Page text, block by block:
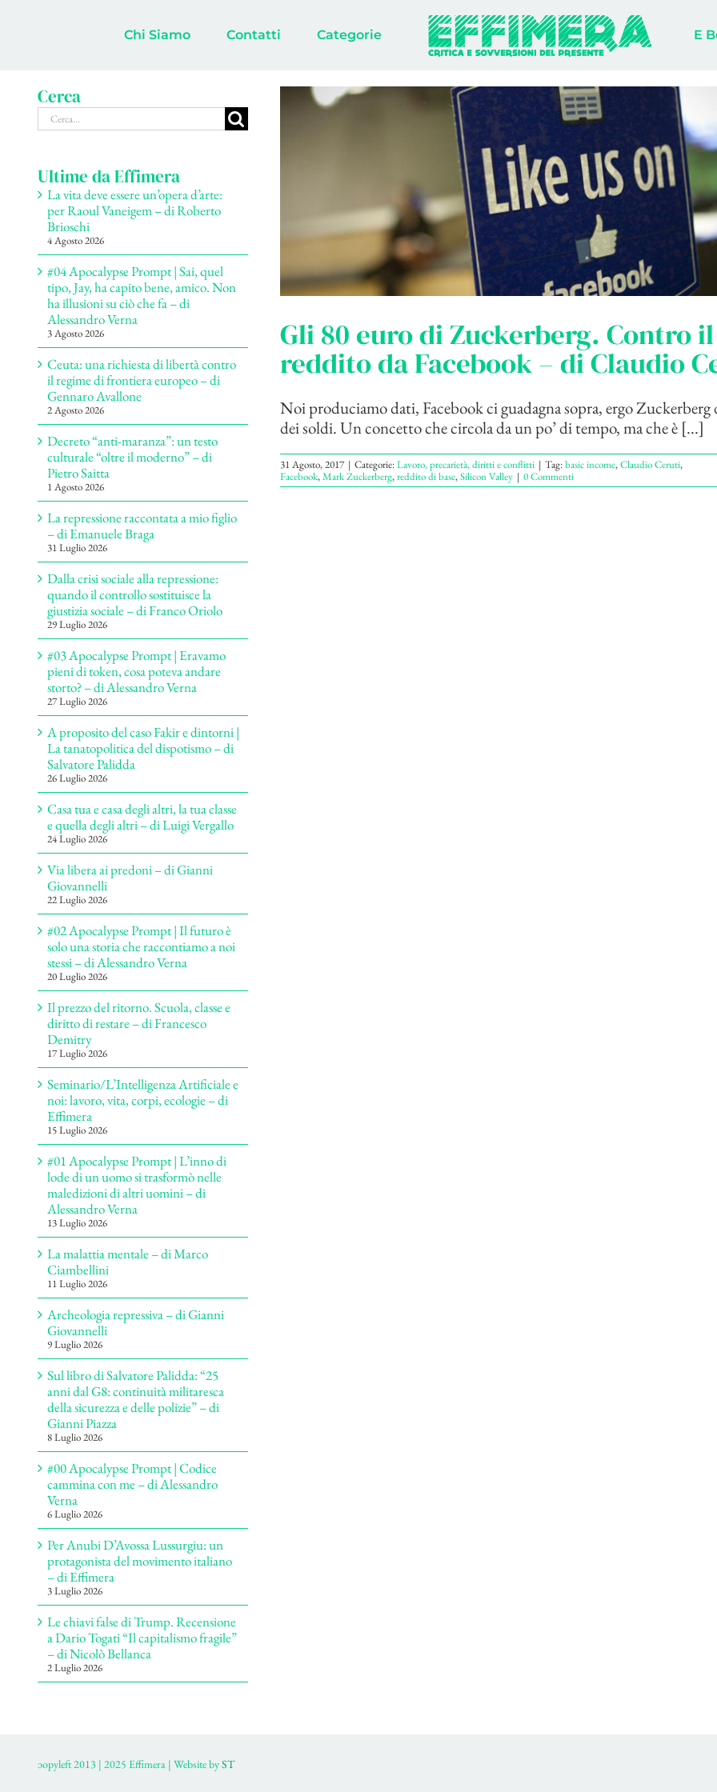
Chi Siamo Contatti Categorie E
Gli 80 euro di Zuckerberg. Contro il
reddito da Facebook – di Claudio
Noi produciamo dati, Facebook ci guadagna sopra, ergo Zuckerberg
dei soldi. Un concetto che circola da un po’ di tempo, ma che è [...]
31 Agosto, 2017 | Categorie:Lavoro, precarietà, diritti e conflitti | Tag:basic income,Claudio Ceruti,
Facebook,Mark Zuckerberg,reddito di base,Silicon Valley | 0 Commenti
Cerca
Cerca
per:
Ultime da Effimera
La vita deve essere un’opera d’arte:
per Raoul Vaneigem – di Roberto
Brioschi
4 Agosto 2026
#04 Apocalypse Prompt | Sai, quel
tipo, Jay, ha capito bene, amico. Non
ha illusioni su ciò che fa – di
Alessandro Verna
3 Agosto 2026
Ceuta: una richiesta di libertà contro
il regime di frontiera europeo – di
Gennaro Avallone
2 Agosto 2026
Decreto “anti-maranza”: un testo
culturale “oltre il moderno” – di
Pietro Saitta
1 Agosto 2026
La repressione raccontata a mio figlio
– di Emanuele Braga
31 Luglio 2026
Dalla crisi sociale alla repressione:
quando il controllo sostituisce la
giustizia sociale – di Franco Oriolo
29 Luglio 2026
#03 Apocalypse Prompt | Eravamo
pieni di token, cosa poteva andare
storto? – di Alessandro Verna
27 Luglio 2026
A proposito del caso Fakir e dintorni |
La tanatopolitica del dispotismo – di
Salvatore Palidda
26 Luglio 2026
Casa tua e casa degli altri, la tua classe
e quella degli altri – di Luigi Vergallo
24 Luglio 2026
Via libera ai predoni – di Gianni
Giovannelli
22 Luglio 2026
#02 Apocalypse Prompt | Il futuro è
solo una storia che raccontiamo a noi
stessi – di Alessandro Verna
20 Luglio 2026
Il prezzo del ritorno. Scuola, classe e
diritto di restare – di Francesco
Demitry
17 Luglio 2026
Seminario/L’Intelligenza Artificiale e
noi: lavoro, vita, corpi, ecologie – di
Effimera
15 Luglio 2026
#01 Apocalypse Prompt | L’inno di
lode di un uomo si trasformò nelle
maledizioni di altri uomini – di
Alessandro Verna
13 Luglio 2026
La malattia mentale – di Marco
Ciambellini
11 Luglio 2026
Archeologia repressiva – di Gianni
Giovannelli
9 Luglio 2026
Sul libro di Salvatore Palidda: “25
anni dal G8: continuità militaresca
della sicurezza e delle polizie” – di
Gianni Piazza
8 Luglio 2026
#00 Apocalypse Prompt | Codice
cammina con me – di Alessandro
Verna
6 Luglio 2026
Per Anubi D’Avossa Lussurgiu: un
protagonista del movimento italiano
– di Effimera
3 Luglio 2026
Le chiavi false di Trump. Recensione
a Dario Togati “Il capitalismo fragile”
– di Nicolò Bellanca
2 Luglio 2026
ɔopyleft 2013 | 2025 Effimera | Website byST